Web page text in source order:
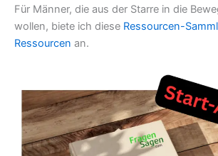
Für Männer, die aus der Starre in die
wollen, biete ich diese Ressourcen-
Ressourcen an.